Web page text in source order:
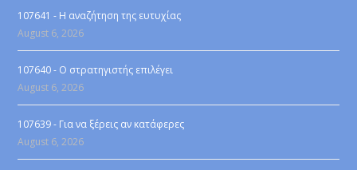
107641 - Η αναζήτηση της ευτυχίας
August 6, 2026
107640 - Ο στρατηγιστής επιλέγει
August 6, 2026
107639 - Για να ξέρεις αν κατάφερες
August 6, 2026